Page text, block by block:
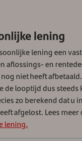
lening
lening een
aflossings- en
niet heeft
de looptijd dus steeds
zo berekend dat u
afgelost. Lees meer
lening.